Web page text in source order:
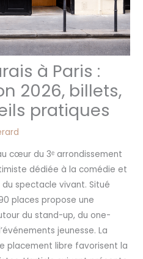
à Paris :
2026, billets,
pratiques
cœur du 3ᵉ arrondissement
dédiée à la comédie et
spectacle vivant. Situé
places propose une
du stand-up, du one-
jeunesse. La
placement libre favorisent la